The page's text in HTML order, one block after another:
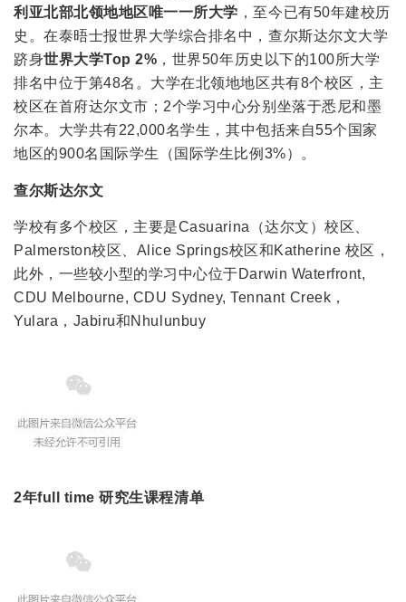
利亚北部北领地地区唯一一所大学 ，至今已有50年建校历
史。在泰晤士报世界大学综合排名中，查尔斯达尔文大学
跻身世界大学Top 2% ，世界50年历史以下的100所大学
排名中位于第48名。大学在北领地地区共有8个校区，主
校区在首府达尔文市；2个学习中心分别坐落于悉尼和墨
尔本。大学共有22,000名学生，其中包括来自55个国家
地区的900名国际学生（国际学生比例3%）。
查尔斯达尔文
学校有多个校区，主要是Casuarina（达尔文）校区、
Palmerston校区、Alice Springs校区和Katherine 校区，
此外，一些较小型的学习中心位于Darwin Waterfront,
CDU Melbourne, CDU Sydney, Tennant Creek，
Yulara，Jabiru和Nhulunbuy
2年full time 研究生课程清单